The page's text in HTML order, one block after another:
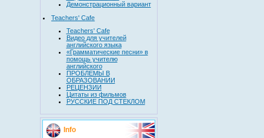
Демонстрационный вариант
Teachers' Cafe
Teachers' Cafe
Видео для учителей
английского языка
«Грамматические песни» в
помощь учителю
английского
ПРОБЛЕМЫ В
ОБРАЗОВАНИИ
РЕЦЕНЗИИ
Цитаты из фильмов
РУССКИЕ ПОД СТЕКЛОМ
Info